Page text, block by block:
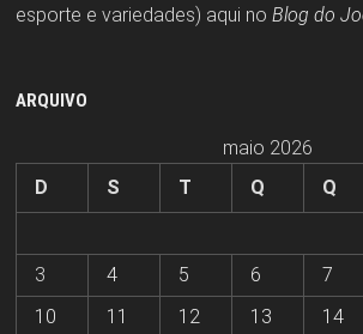
esporte e variedades) aqui no Blog do
ARQUIVO
maio 2026
D
S T Q Q
3
4 5 6 7
10
11 12 13 14